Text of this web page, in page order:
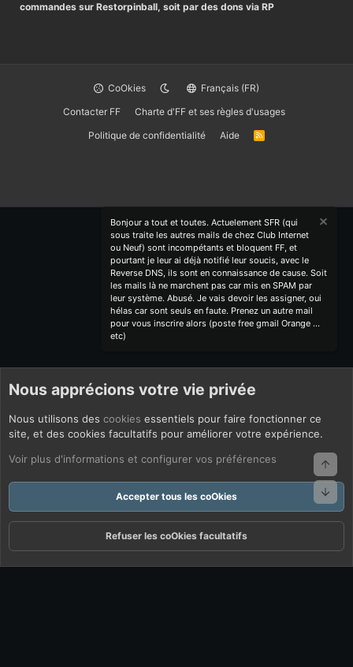
commandes sur Restorpinball, soit par des dons via RP
CoOkies
Français (FR)
Contacter FF
Charte d'FF et ses règles d'usages
Politique de confidentialité
Aide
R
Bonjour a tout et toutes. Actuelement SFR (qui
sous traite les autres mails de chez Club Internet
ou Neuf) sont incompétants et bloquent FF, et
pourtant je leur ai déjà notifié leur soucis, avec le
Reverse DNS, ils sont en connaissance de cause. Soit
les mails là ne marchent pas car mis en SPAM par
leur système. Abusé. Je vais devoir les assigner, oui
hélas car sont seuls en faute. Prenez un autre mail
pour vous inscrire alors (poste free gmail Orange ...
etc)
Nous apprécions votre vie privée
Nous utilisons des cookies essentiels pour faire fonctionner ce
site, et des cookies facultatifs pour améliorer votre expérience.
Voir plus d'informations et configurer vos préférences
Accepter tous les coOkies
Refuser les coOkies facultatifs